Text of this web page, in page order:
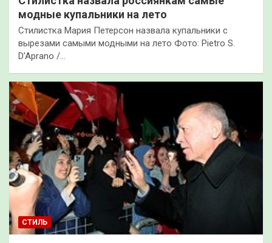
модные купальники на лето
Стилистка Мария Петерсон назвала купальники с
вырезами самыми модными на лето Фото: Pietro S.
D’Aprano /…
СТИЛЬ